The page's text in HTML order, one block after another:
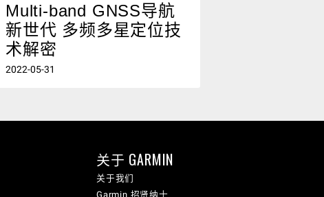
Multi-band GNSS导航
新世代 多频多星定位技
术解密
2022-05-31
关于 GARMIN
关于我们
Garmin 招贤纳士